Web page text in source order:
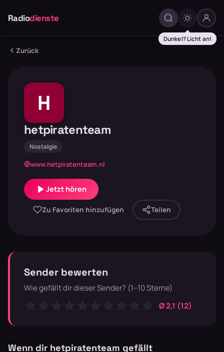
Radiodienste
Dunkel? Licht an!
Zurück
H
hetpiratenteam
Nostalgie
www.hetpiratenteam.nl
Jetzt hören
Zu Favoriten hinzufügen Teilen
Sender bewerten
Wie gefällt dir dieser Sender? (1–10 Sterne)
Ø 2,1 (12)
Wenn dir hetpiratenteam gefällt